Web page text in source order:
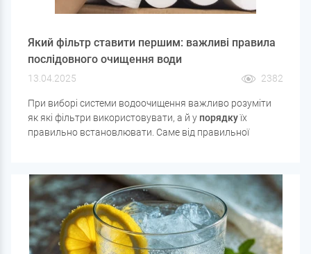
Який фільтр ставити першим: важливі правила
послідовного очищення води
13.04.2025 2382
При виборі системи водоочищення важливо розуміти
як які фільтри використовувати, а й у порядкуїх
правильно встановлювати. Саме від правильної
обладнання від пошкоджень.